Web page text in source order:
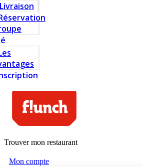
Livraison
Trouver mon restaurant
Mon compte